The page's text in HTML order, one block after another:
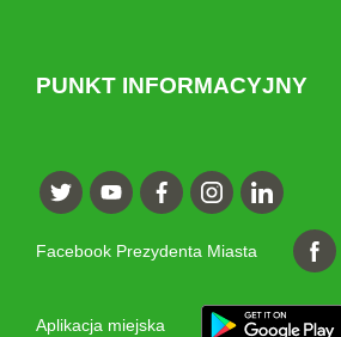
PUNKT INFORMACYJNY
Facebook Prezydenta Miasta
Aplikacja miejska